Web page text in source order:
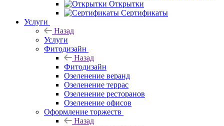
Открытки
Сертификаты
Услуги
Назад
Услуги
Фитодизайн
Назад
Фитодизайн
Озеленение веранд
Озеленение террас
Озеленение ресторанов
Озеленение офисов
Оформление торжеств
Назад